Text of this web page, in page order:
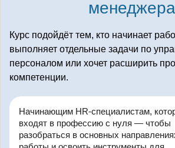
менеджера
Курс подойдёт тем, кто начинает
выполняет отдельные задачи по
персоналом или хочет расширить
компетенции.
Начинающим HR-специалистам,
входят в профессию с нуля — чтобы
разобраться в основных